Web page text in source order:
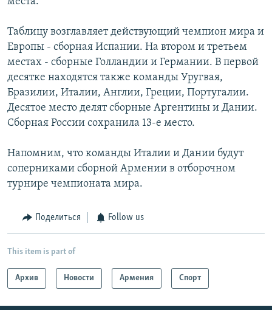
Таблицу возглавляет действующий чемпион мира и
Европы - сборная Испании. На втором и третьем
местах - сборные Голландии и Германии. В первой
десятке находятся также команды Уругвая,
Бразилии, Италии, Англии, Греции, Португалии.
Десятое место делят сборные Аргентины и Дании.
Сборная России сохранила 13-е место.
Напомним, что команды Италии и Дании будут
соперниками сборной Армении в отборочном
турнире чемпионата мира.
Поделиться Follow us
This item is part of
Архив Новости Армения Спорт